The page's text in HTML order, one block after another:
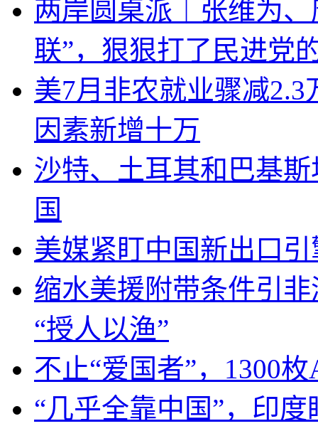
两岸圆桌派｜张维为
联”，狠狠打了民进党
美7月非农就业骤减
因素新增十万
沙特、土耳其和巴基
国
美媒紧盯中国新出口
缩水美援附带条件引
“授人以渔”
不止“爱国者”，1300
“几乎全靠中国”，印